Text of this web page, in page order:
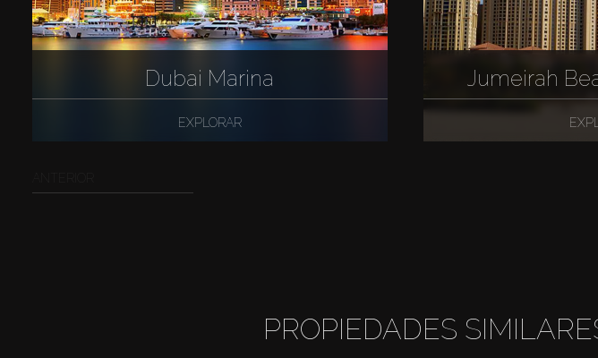
Dubai Marina
EXPLORAR
Jumeirah
PROPIEDADES